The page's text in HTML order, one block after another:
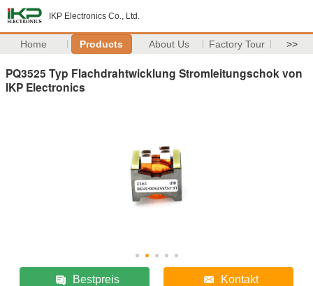
IKP Electronics Co., Ltd.
Home Products About Us Factory Tour >>
PQ3525 Typ Flachdrahtwicklung Stromleitungschok von
IKP Electronics
Bestpreis Kontakt